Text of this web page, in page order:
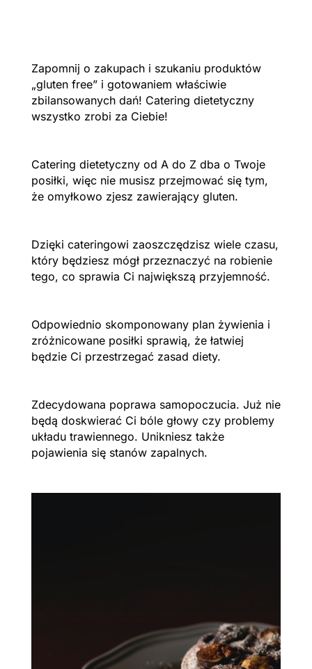
Zapomnij o zakupach i szukaniu produktów
„gluten free” i gotowaniem właściwie
zbilansowanych dań! Catering dietetyczny
wszystko zrobi za Ciebie!
Catering dietetyczny od A do Z dba o Twoje
posiłki, więc nie musisz przejmować się tym,
że omyłkowo zjesz zawierający gluten.
Dzięki cateringowi zaoszczędzisz wiele czasu,
który będziesz mógł przeznaczyć na robienie
tego, co sprawia Ci największą przyjemność.
Odpowiednio skomponowany plan żywienia i
zróżnicowane posiłki sprawią, że łatwiej
będzie Ci przestrzegać zasad diety.
Zdecydowana poprawa samopoczucia. Już nie
będą doskwierać Ci bóle głowy czy problemy
układu trawiennego. Unikniesz także
pojawienia się stanów zapalnych.